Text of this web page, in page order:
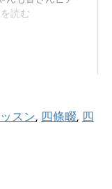
スン, 四條畷, 四